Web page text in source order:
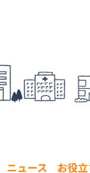
ニュース お役